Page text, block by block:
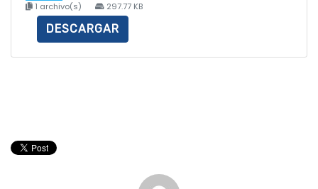
1 archivo(s) 297.77 KB
DESCARGAR